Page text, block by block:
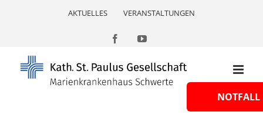
AKTUELLES VERANSTALTUNGEN
FacebookYouTube
NOTFALL